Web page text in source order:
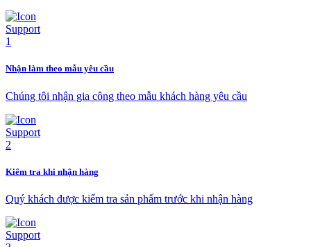
Nhận làm theo mẫu yêu cầu
Chúng tôi nhận gia công theo mẫu khách hàng yêu cầu
Kiểm tra khi nhận hàng
Quý khách được kiểm tra sản phẩm trước khi nhận hàng